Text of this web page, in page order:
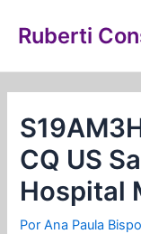
para
conteúdo
Ruberti
CQ US
Hospital
PorAna Paula
de